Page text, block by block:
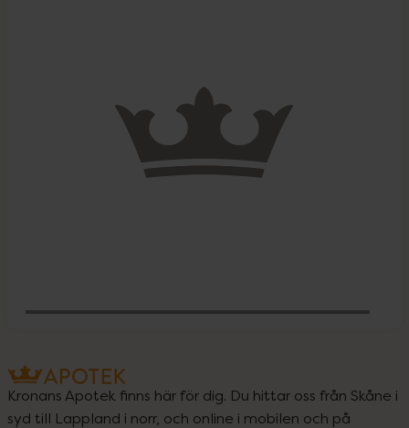
Kronans Apotek finns här för dig. Du hittar oss från Skåne i
syd till Lappland i norr, och online i mobilen och på